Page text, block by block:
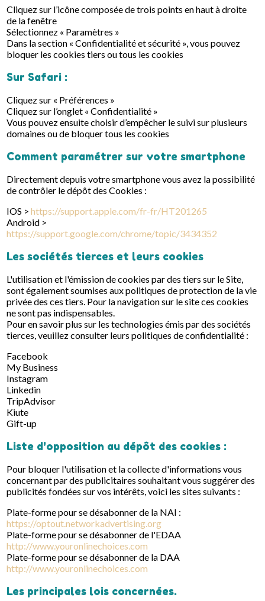
Cliquez sur l’icône composée de trois points en haut à droite
de la fenêtre
Sélectionnez « Paramètres »
Dans la section « Confidentialité et sécurité », vous pouvez
bloquer les cookies tiers ou tous les cookies
Sur Safari :
Cliquez sur « Préférences »
Cliquez sur l’onglet « Confidentialité »
Vous pouvez ensuite choisir d’empêcher le suivi sur plusieurs
domaines ou de bloquer tous les cookies
Comment paramétrer sur votre smartphone
Directement depuis votre smartphone vous avez la possibilité
de contrôler le dépôt des Cookies :
IOS >https://support.apple.com/fr-fr/HT201265
Android >
https://support.google.com/chrome/topic/3434352
Les sociétés tierces et leurs cookies
L'utilisation et l'émission de cookies par des tiers sur le Site,
sont également soumises aux politiques de protection de la vie
privée des ces tiers. Pour la navigation sur le site ces cookies
ne sont pas indispensables.
Pour en savoir plus sur les technologies émis par des sociétés
tierces, veuillez consulter leurs politiques de confidentialité :
Facebook
My Business
Instagram
Linkedin
TripAdvisor
Kiute
Gift-up
Liste d'opposition au dépôt des cookies :
Pour bloquer l'utilisation et la collecte d'informations vous
concernant par des publicitaires souhaitant vous suggérer des
publicités fondées sur vos intérêts, voici les sites suivants :
Plate-forme pour se désabonner de la NAI :
https://optout.networkadvertising.org
Plate-forme pour se désabonner de l'EDAA
http://www.youronlinechoices.com
Plate-forme pour se désabonner de la DAA
http://www.youronlinechoices.com
Les principales lois concernées.